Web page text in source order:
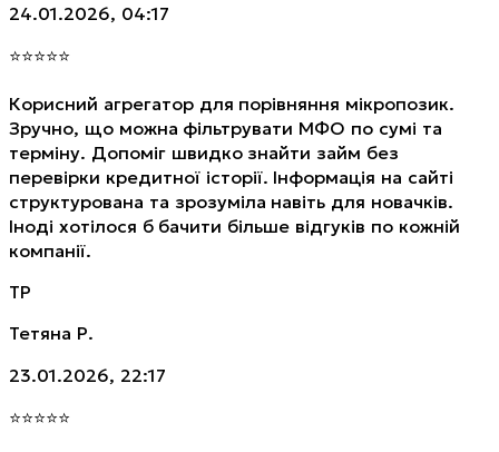
24.01.2026, 04:17
⭐⭐⭐⭐⭐
Корисний агрегатор для порівняння мікропозик.
Зручно, що можна фільтрувати МФО по сумі та
терміну. Допоміг швидко знайти займ без
перевірки кредитної історії. Інформація на сайті
структурована та зрозуміла навіть для новачків.
Іноді хотілося б бачити більше відгуків по кожній
компанії.
ТР
Тетяна Р.
23.01.2026, 22:17
⭐⭐⭐⭐⭐